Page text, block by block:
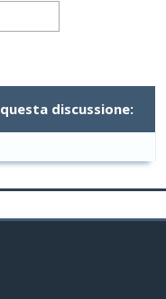
discussione: